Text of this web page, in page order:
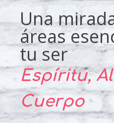
Una
áreas
tu ser
Espíritu,
Cuerpo